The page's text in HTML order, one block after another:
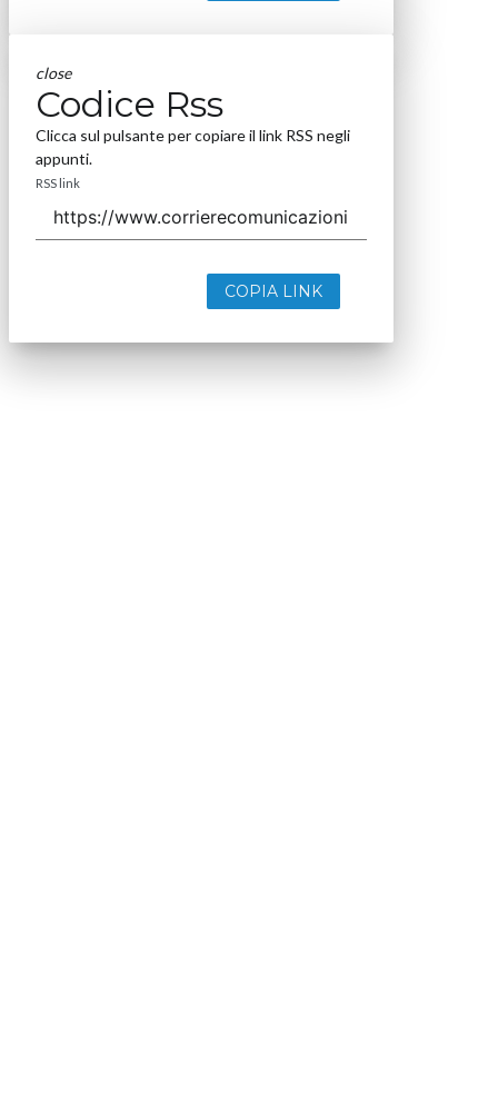
close
Codice Rss
Clicca sul pulsante per copiare il link RSS negli
appunti.
RSS link
COPIA LINK